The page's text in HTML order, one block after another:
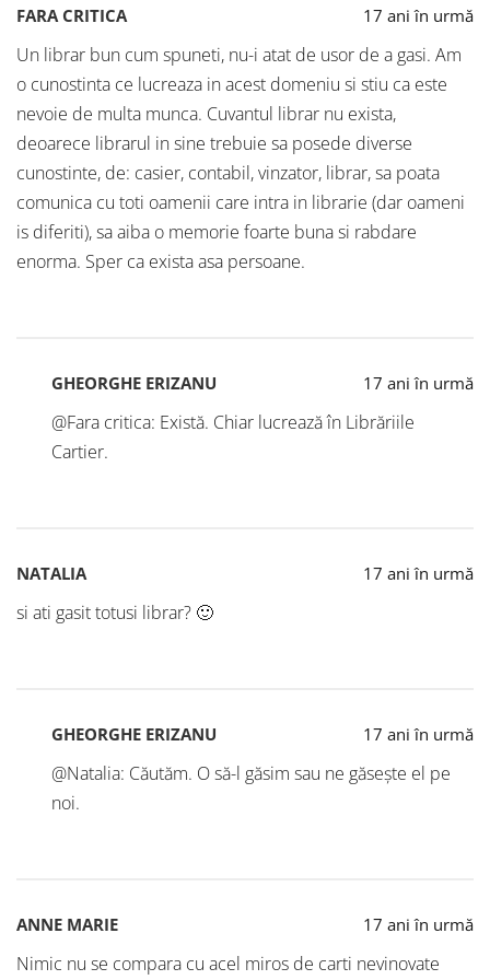
FARA CRITICA 17 ani în urmă
Un librar bun cum spuneti, nu-i atat de usor de a gasi. Am
o cunostinta ce lucreaza in acest domeniu si stiu ca este
nevoie de multa munca. Cuvantul librar nu exista,
deoarece librarul in sine trebuie sa posede diverse
cunostinte, de: casier, contabil, vinzator, librar, sa poata
comunica cu toti oamenii care intra in librarie (dar oameni
is diferiti), sa aiba o memorie foarte buna si rabdare
enorma. Sper ca exista asa persoane.
GHEORGHE ERIZANU 17 ani în urmă
@Fara critica: Există. Chiar lucrează în Librăriile
Cartier.
NATALIA 17 ani în urmă
si ati gasit totusi librar? 🙂
GHEORGHE ERIZANU 17 ani în urmă
@Natalia: Căutăm. O să-l găsim sau ne găsește el pe
noi.
ANNE MARIE 17 ani în urmă
Nimic nu se compara cu acel miros de carti nevinovate